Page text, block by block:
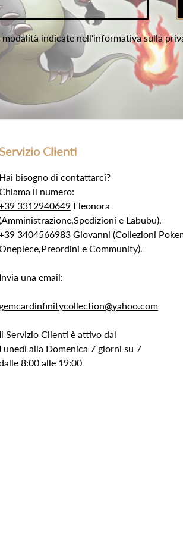
indicate nell'informativa sulla
Clienti
Hai bisogno di contattarci?
il numero:
3312940649 Eleonora
e Labubu).
3404566983 Giovanni (Collezioni
e Community).
Invia una email:
gemcardinfinitycollection@yahoo.com
Il Servizio Clienti è attivo dal
Lunedí alla Domenica 7 giorni su 7
8:00 alle 19:00